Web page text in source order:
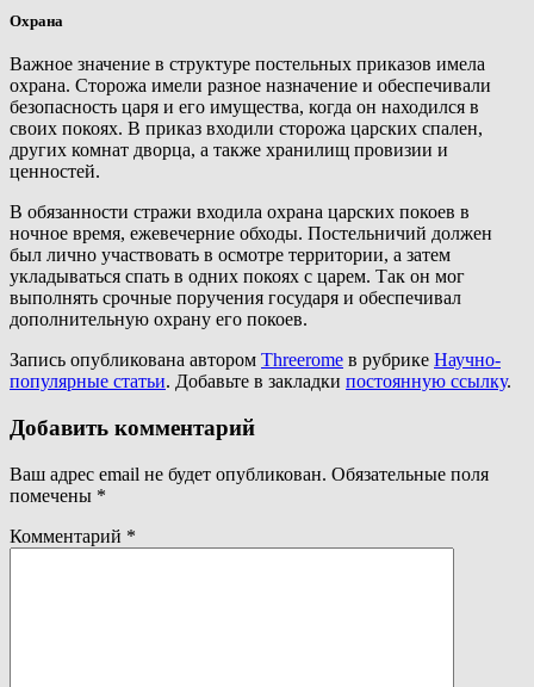
Охрана
Важное значение в структуре постельных приказов имела
охрана. Сторожа имели разное назначение и обеспечивали
безопасность царя и его имущества, когда он находился в
своих покоях. В приказ входили сторожа царских спален,
других комнат дворца, а также хранилищ провизии и
ценностей.
В обязанности стражи входила охрана царских покоев в
ночное время, ежевечерние обходы. Постельничий должен
был лично участвовать в осмотре территории, а затем
укладываться спать в одних покоях с царем. Так он мог
выполнять срочные поручения государя и обеспечивал
дополнительную охрану его покоев.
Запись опубликована автором Threerome в рубрике Научно-
популярные статьи. Добавьте в закладки постоянную ссылку.
Добавить комментарий
Ваш адрес email не будет опубликован. Обязательные поля
помечены *
Комментарий *